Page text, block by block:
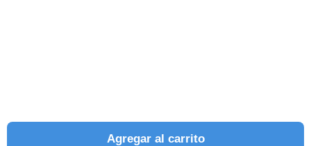
Agregar al carrito